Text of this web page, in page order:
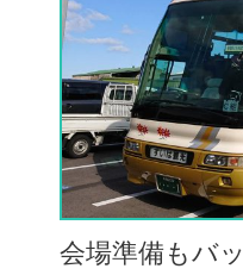
会場準備もバ